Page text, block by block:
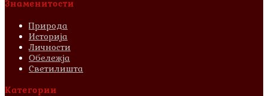
Знаменитости
Природа
Историја
Личности
Обележја
Светилишта
Категории